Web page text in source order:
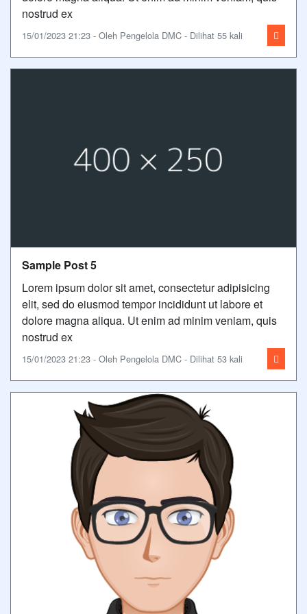
nostrud ex
15/01/2023 21:23 - Oleh Pengelola DMC - Dilihat 55 kali
Sample Post 5
Lorem ipsum dolor sit amet, consectetur adipisicing
elit, sed do eiusmod tempor incididunt ut labore et
dolore magna aliqua. Ut enim ad minim veniam, quis
nostrud ex
15/01/2023 21:23 - Oleh Pengelola DMC - Dilihat 53 kali